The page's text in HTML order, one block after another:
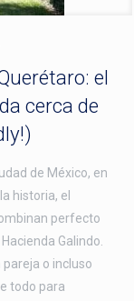
el
cerca de
de México, en
historia, el
perfecto
Galindo.
o incluso
todo para